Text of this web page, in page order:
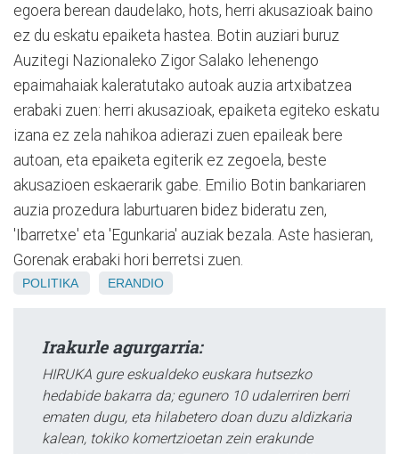
egoera berean daudelako, hots, herri akusazioak baino
ez du eskatu epaiketa hastea. Botin auziari buruz
Auzitegi Nazionaleko Zigor Salako lehenengo
epaimahaiak kaleratutako autoak auzia artxibatzea
erabaki zuen: herri akusazioak, epaiketa egiteko eskatu
izana ez zela nahikoa adierazi zuen epaileak bere
autoan, eta epaiketa egiterik ez zegoela, beste
akusazioen eskaerarik gabe. Emilio Botin bankariaren
auzia prozedura laburtuaren bidez bideratu zen,
'Ibarretxe' eta 'Egunkaria' auziak bezala. Aste hasieran,
Gorenak erabaki hori berretsi zuen.
POLITIKA ERANDIO
Irakurle agurgarria:
HIRUKA gure eskualdeko euskara hutsezko
hedabide bakarra da; egunero 10 udalerriren berri
ematen dugu, eta hilabetero doan duzu aldizkaria
kalean, tokiko komertzioetan zein erakunde